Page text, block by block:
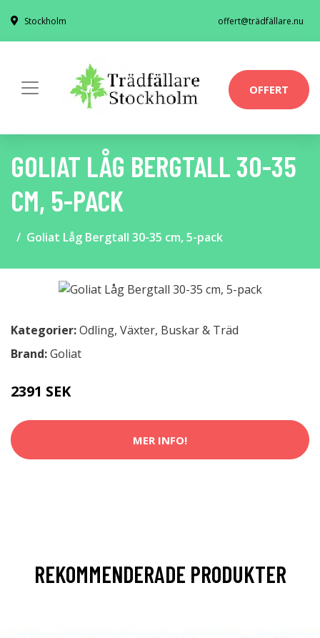
Stockholm offert@trädfällare.nu
OFFERT
GOLIAT LÅG BERGTALL 30-35
CM, 5-PACK
Goliat Låg Bergtall 30-35 cm, 5-pack
Kategorier:Odling, Växter, Buskar & Träd
Brand:Goliat
2391 SEK
MER INFO!
REKOMMENDERADE PRODUKTER